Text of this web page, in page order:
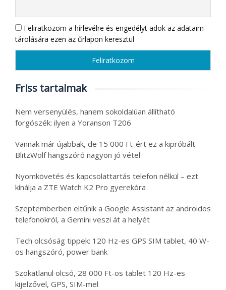
Feliratkozom a hírlevélre és engedélyt adok az adataim
tárolására ezen az űrlapon keresztül
Friss tartalmak
Nem versenyülés, hanem sokoldalúan állítható
forgószék: ilyen a Yoranson T206
Vannak már újabbak, de 15 000 Ft-ért ez a kipróbált
BlitzWolf hangszóró nagyon jó vétel
Nyomkövetés és kapcsolattartás telefon nélkül – ezt
kínálja a ZTE Watch K2 Pro gyerekóra
Szeptemberben eltűnik a Google Assistant az androidos
telefonokról, a Gemini veszi át a helyét
Tech olcsóság tippek: 120 Hz-es GPS SIM tablet, 40 W-
os hangszóró, power bank
Szokatlanul olcsó, 28 000 Ft-os tablet 120 Hz-es
kijelzővel, GPS, SIM-mel